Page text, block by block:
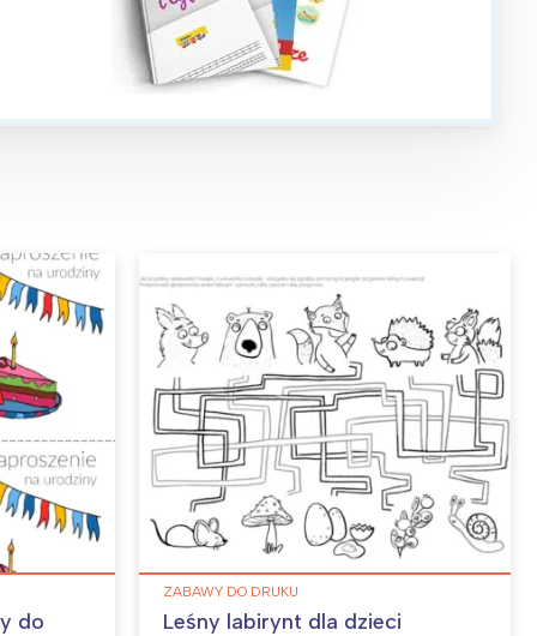
do
ZABAWY DO DRUKU
Leśny labirynt dla dzieci